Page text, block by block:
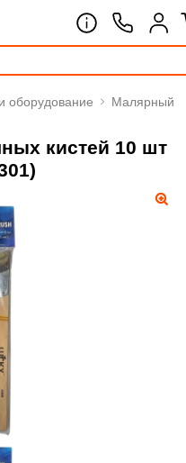
оборудование Малярный
кистей 10 шт